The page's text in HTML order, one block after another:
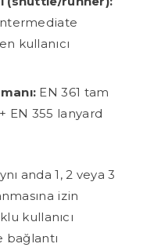
kullanıcı
EN 361 tam
EN 355 lanyard
anda 1, 2 veya 3
izin
kullanıcı
bağlantı